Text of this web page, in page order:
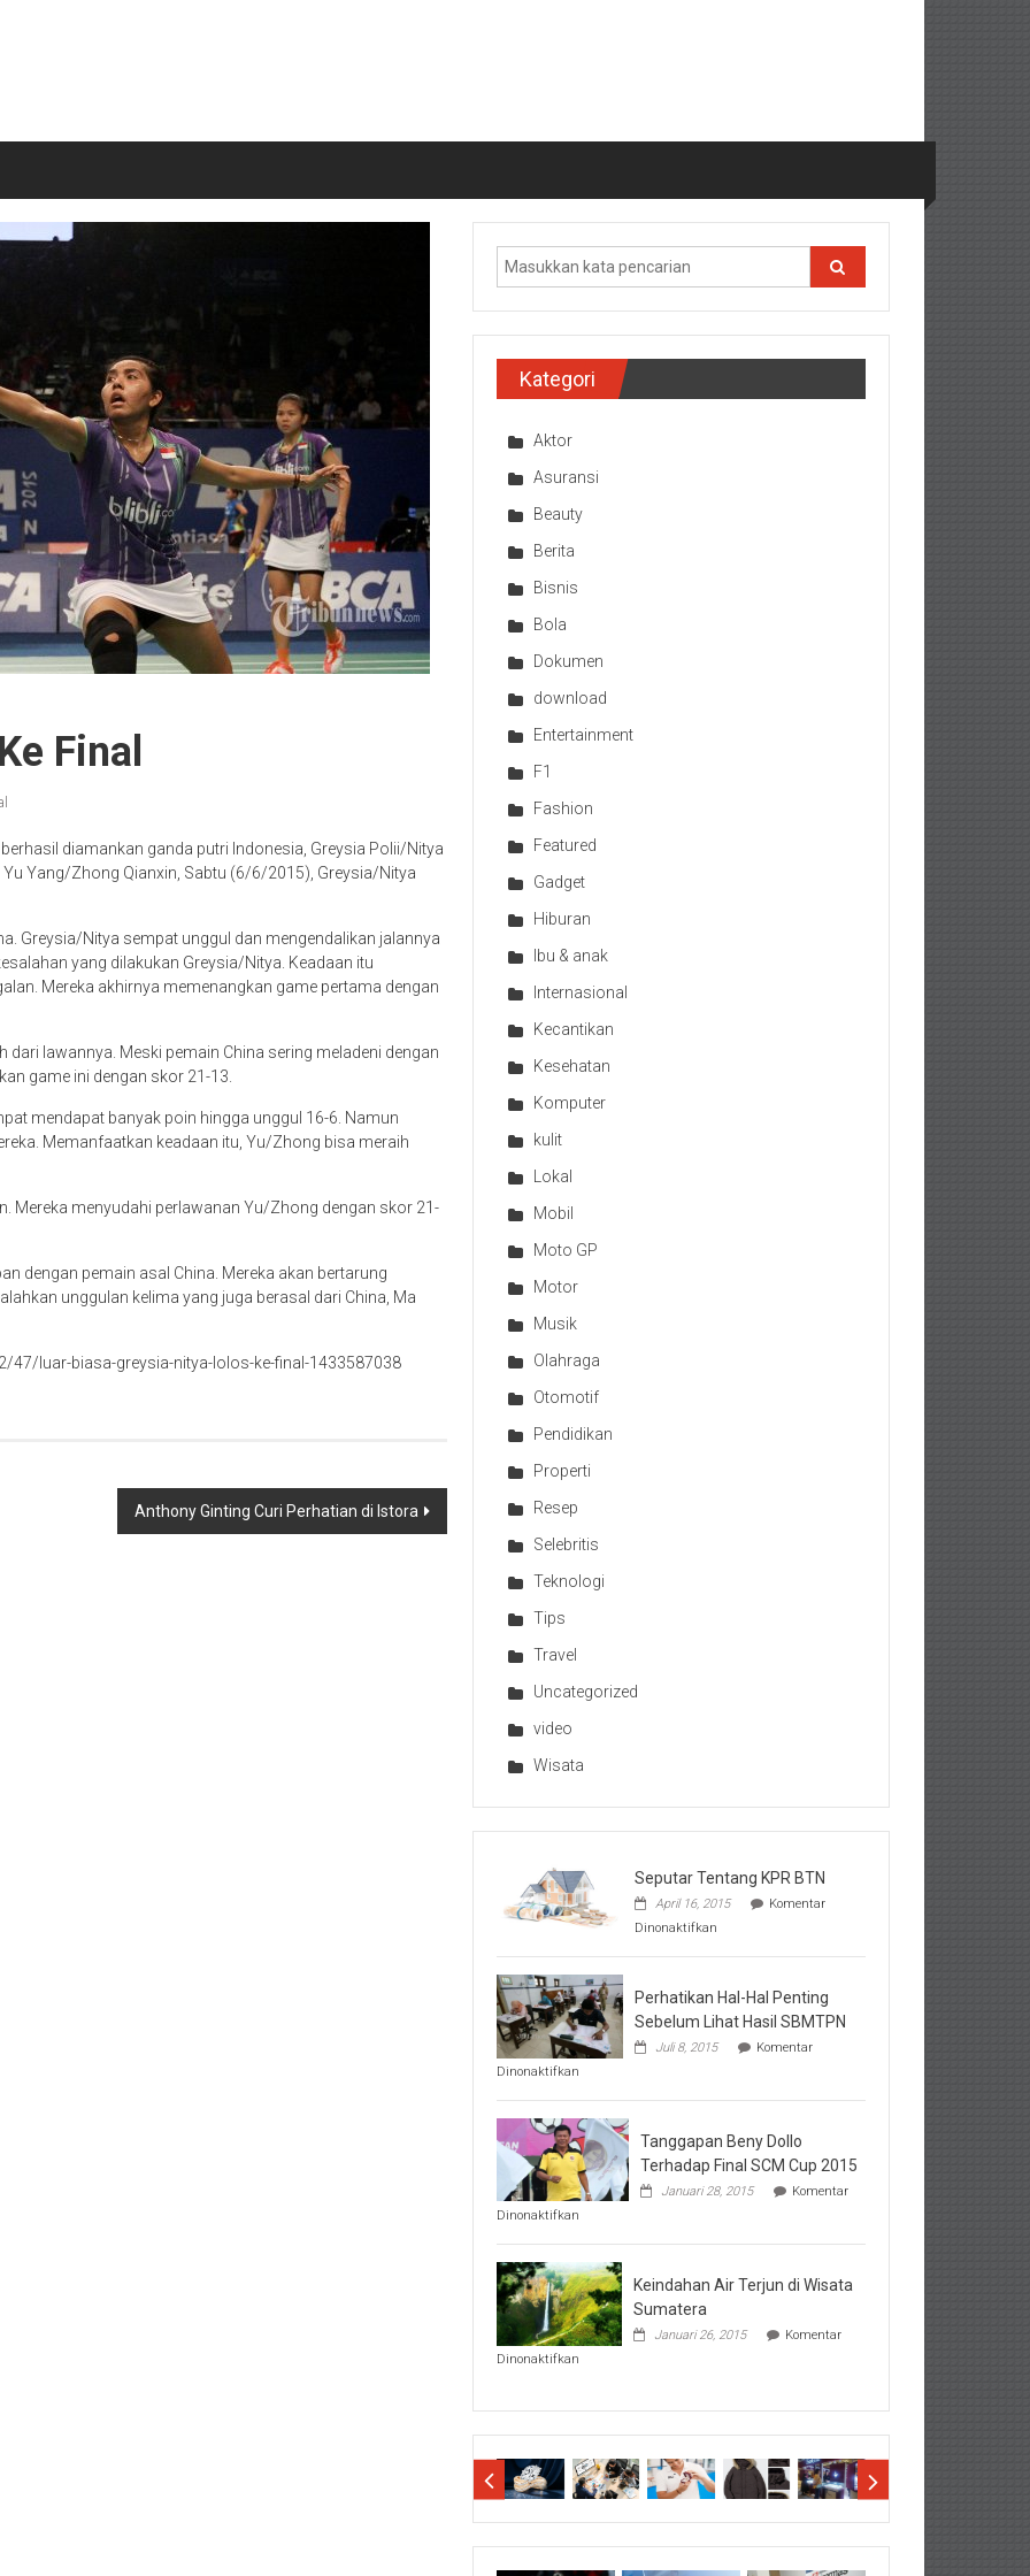
Final
diamankan ganda putri Indonesia, Greysia Polii/Nitya
Yang/Zhong Qianxin, Sabtu (6/6/2015), Greysia/Nitya
Greysia/Nitya sempat unggul dan mengendalikan jalannya
yang dilakukan Greysia/Nitya. Keadaan itu
Mereka akhirnya memenangkan game pertama dengan
lawannya. Meski pemain China sering meladeni dengan
game ini dengan skor 21-13.
mendapat banyak poin hingga unggul 16-6. Namun
Memanfaatkan keadaan itu, Yu/Zhong bisa meraih
Mereka menyudahi perlawanan Yu/Zhong dengan skor 21-
dengan pemain asal China. Mereka akan bertarung
unggulan kelima yang juga berasal dari China, Ma
luar-biasa-greysia-nitya-lolos-ke-final-1433587038
Anthony Ginting Curi Perhatian di Istora
Kategori
Aktor
Asuransi
Beauty
Berita
Bisnis
Bola
Dokumen
download
Entertainment
F1
Fashion
Featured
Gadget
Hiburan
Ibu & anak
Internasional
Kecantikan
Kesehatan
Komputer
kulit
Lokal
Mobil
Moto GP
Motor
Musik
Olahraga
Otomotif
Pendidikan
Properti
Resep
Selebritis
Teknologi
Tips
Travel
Uncategorized
video
Wisata
Seputar Tentang KPR BTN
April 16, 2015
Komentar
Dinonaktifkan
Tentang
BTN
Perhatikan Hal-Hal Penting
Sebelum Lihat Hasil SBMTPN
Juli 8, 2015
Komentar
Dinonaktifkan
Hal-
Hal
Penting
Sebelum
Lihat
Hasil
Tanggapan Beny Dollo
Terhadap Final SCM Cup 2015
Januari 28, 2015
Komentar
Dinonaktifkan
Beny
Dollo
Terhadap
Final
SCM
Cup
Keindahan Air Terjun di Wisata
Sumatera
Januari 26, 2015
Komentar
Dinonaktifkan
Terjun
Sumatera